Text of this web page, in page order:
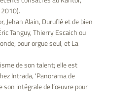
Jehan Alain, Duruflé et de bien
Tanguy, Thierry Escaich ou
pour orgue seul, et La
de son talent; elle est
Intrada, 'Panorama de
son intégrale de l’œuvre pour